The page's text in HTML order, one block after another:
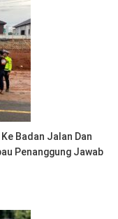
Badan Jalan Dan
Penanggung Jawab